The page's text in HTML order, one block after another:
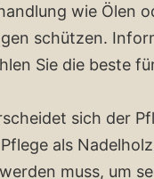
wie Ölen
schützen.
Sie die beste
sich der
als
muss, um